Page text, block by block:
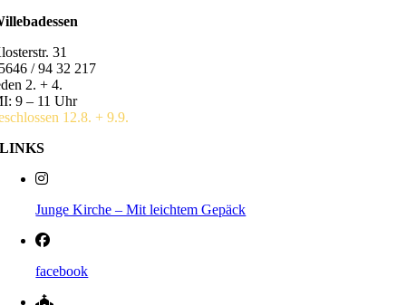
31
/ 94 32 217
2. + 4.
9 – 11 Uhr
12.8. + 9.9.
LINKS
Junge Kirche – Mit leichtem Gepäck
facebook